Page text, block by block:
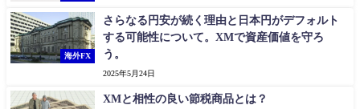
海外FX
さらなる円安が続く理由と日本円がデフォルト
する可能性について。XMで資産価値を守ろ
う。
2025年5月24日
XMと相性の良い節税商品とは？